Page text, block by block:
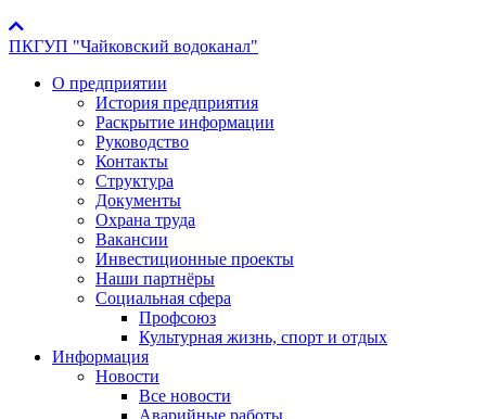
ПКГУП "Чайковский водоканал"
О предприятии
История предприятия
Раскрытие информации
Руководство
Контакты
Структура
Документы
Охрана труда
Вакансии
Инвестиционные проекты
Наши партнёры
Социальная сфера
Профсоюз
Культурная жизнь, спорт и отдых
Информация
Новости
Все новости
Аварийные работы